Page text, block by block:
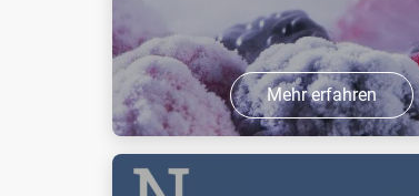
Mehr erfahren
ALIGAL 1 ist eine spezielle Stickstoff-